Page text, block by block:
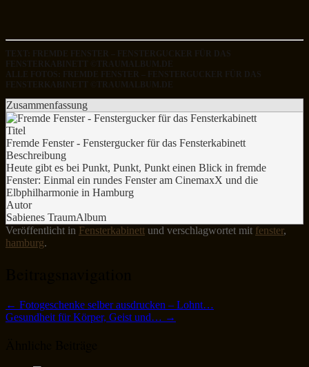
TEXT: FREMDE FENSTER – FENSTERGUCKER FÜR DAS
FENSTERKABINETT ©TRAUMALBUM.DE
ALLE FOTOS: FREMDE FENSTER – FENSTERGUCKER FÜR DAS
FENSTERKABINETT ©TRAUMALBUM.DE
Zusammenfassung
Titel
Fremde Fenster - Fenstergucker für das Fensterkabinett
Beschreibung
Heute gibt es bei Punkt, Punkt, Punkt einen Blick in fremde
Fenster: Einmal ein rundes Fenster am CinemaxX und die
Elbphilharmonie in Hamburg
Autor
Sabienes TraumAlbum
Veröffentlicht in Fensterkabinett und verschlagwortet mit fenster,
hamburg.
← Fotogeschenke selber ausdrucken – Lohnt…
Gesundheit für Körper, Geist und… →